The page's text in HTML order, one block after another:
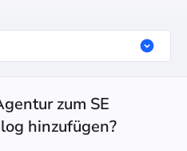
zum SE
hinzufügen?